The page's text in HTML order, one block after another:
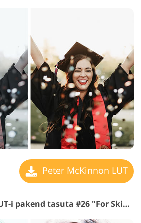
Peter McKinnon LUT
Peter McKinnoni LUT-i pakend tasuta #26 "For Skin Tone"